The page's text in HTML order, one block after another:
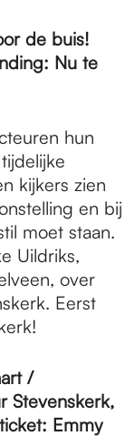
de buis!
Nu te
hun
kijkers zien
en bij
moet staan.
Uildriks,
over
Eerst
/
Stevenskerk,
Emmy